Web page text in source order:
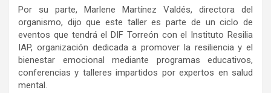
Por su parte, Marlene Martínez Valdés, directora del
organismo, dijo que este taller es parte de un ciclo de
eventos que tendrá el DIF Torreón con el
Instituto Resilia
IAP, organización dedicada a promover la resiliencia y el
bienestar emocional mediante programas educativos,
conferencias y talleres impartidos por expertos en salud
mental.